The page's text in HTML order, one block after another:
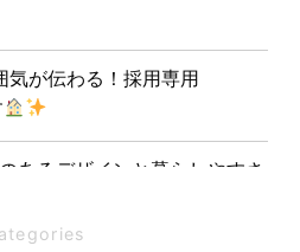
気が伝わる！採用専用
あるデザインと暮らしやすさ